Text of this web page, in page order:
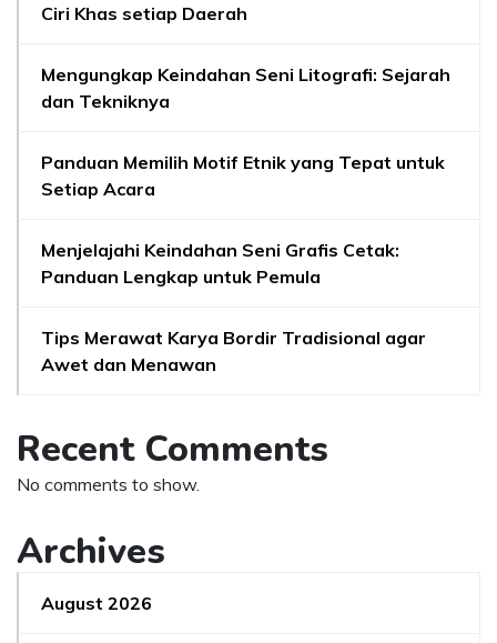
Ciri Khas setiap Daerah
Mengungkap Keindahan Seni Litografi: Sejarah
dan Tekniknya
Panduan Memilih Motif Etnik yang Tepat untuk
Setiap Acara
Menjelajahi Keindahan Seni Grafis Cetak:
Panduan Lengkap untuk Pemula
Tips Merawat Karya Bordir Tradisional agar
Awet dan Menawan
Recent Comments
No comments to show.
Archives
August 2026